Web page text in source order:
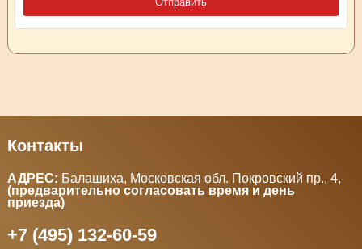
Контакты
АДРЕС: Балашиха, Московская обл. Покровский пр., 4,
(предварительно согласовать время и день
приезда)
+7 (495) 132-60-59